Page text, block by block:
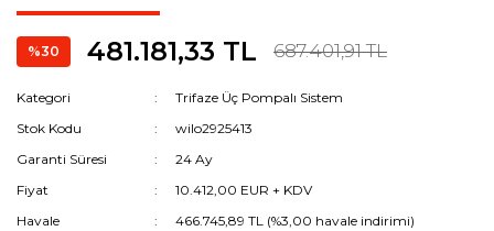
%30 481.181,33 TL 687.401,91 TL
Kategori
Trifaze Üç Pompalı Sistem
Stok Kodu
wilo2925413
Garanti Süresi
24 Ay
Fiyat
10.412,00 EUR + KDV
Havale
466.745,89 TL (%3,00 havale indirimi)